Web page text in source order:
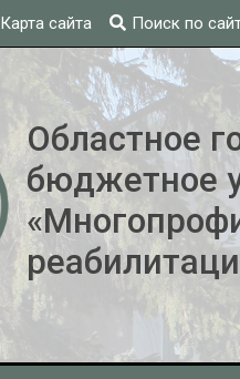
Карта сайта Поиск по
Областное
бюджетное